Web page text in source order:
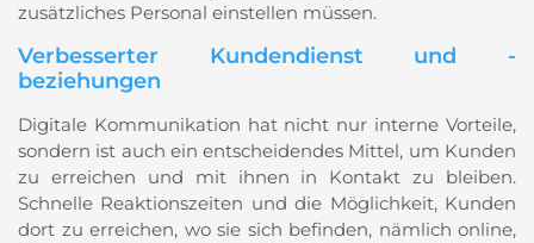
zusätzliches Personal einstellen müssen.
Verbesserter Kundendienst und -
beziehungen
Digitale Kommunikation hat nicht nur interne Vorteile,
sondern ist auch ein entscheidendes Mittel, um Kunden
zu erreichen und mit ihnen in Kontakt zu bleiben.
Schnelle Reaktionszeiten und die Möglichkeit, Kunden
dort zu erreichen, wo sie sich befinden, nämlich online,